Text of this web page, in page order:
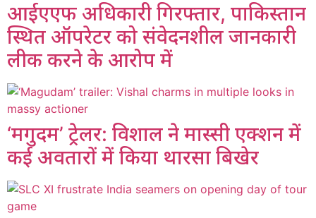
आईएएफ अधिकारी गिरफ्तार, पाकिस्तान
स्थित ऑपरेटर को संवेदनशील जानकारी
लीक करने के आरोप में
‘मगुदम’ ट्रेलर: विशाल ने मास्सी एक्शन में
कई अवतारों में किया थारसा बिखेर